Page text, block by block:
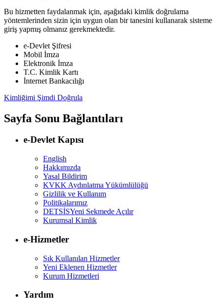
Bu hizmetten faydalanmak için, aşağıdaki kimlik doğrulama
yöntemlerinden sizin için uygun olan bir tanesini kullanarak sisteme
giriş yapmış olmanız gerekmektedir.
e-Devlet Şifresi
Mobil İmza
Elektronik İmza
T.C. Kimlik Kartı
İnternet Bankacılığı
Kimliğimi Şimdi Doğrula
Sayfa Sonu Bağlantıları
e-Devlet Kapısı
English
Hakkımızda
Yasal Bildirim
KVKK Aydınlatma Yükümlülüğü
Gizlilik ve Kullanım
Politikalarımız
DETSİSYeni Sekmede Açılır
Kurumsal Kimlik
e-Hizmetler
Sık Kullanılan Hizmetler
Yeni Eklenen Hizmetler
Kurum Hizmetleri
Yardım